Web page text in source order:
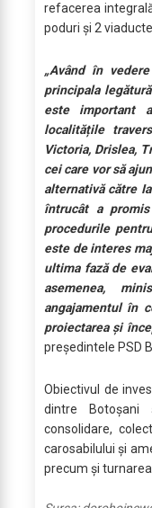
refacerea
poduri și 2
„Având în
principala
este important
localitățile
Victoria, Drislea,
cei care vor să
alternativă către
întrucât a
procedurile
este de interes
ultima fază de
asemenea,
angajamentul în
proiectarea şi
președintele PSD
Obiectivul de
dintre Botoșani
consolidare,
carosabilului și
precum și